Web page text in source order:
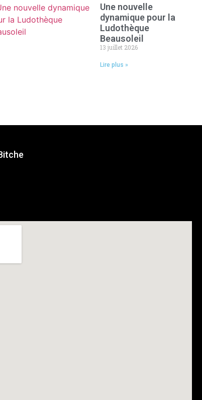
Une nouvelle
dynamique pour la
Ludothèque
Beausoleil
13 juillet 2026
Lire plus »